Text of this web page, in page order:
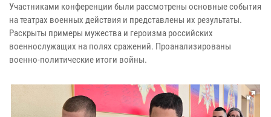
Участниками конференции были рассмотрены основные события
на театрах военных действия и представлены их результаты.
Раскрыты примеры мужества и героизма российских
военнослужащих на полях сражений. Проанализированы
военно-политические итоги войны.